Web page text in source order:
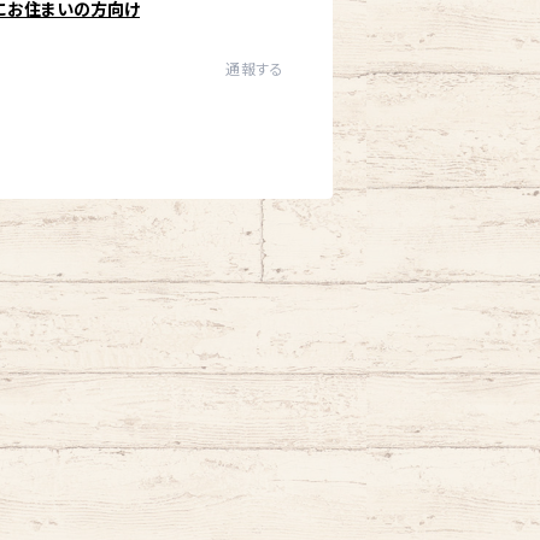
お住まいの方向け
通報する